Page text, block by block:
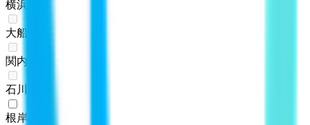
横浜
大船
関内
石川町
根岸